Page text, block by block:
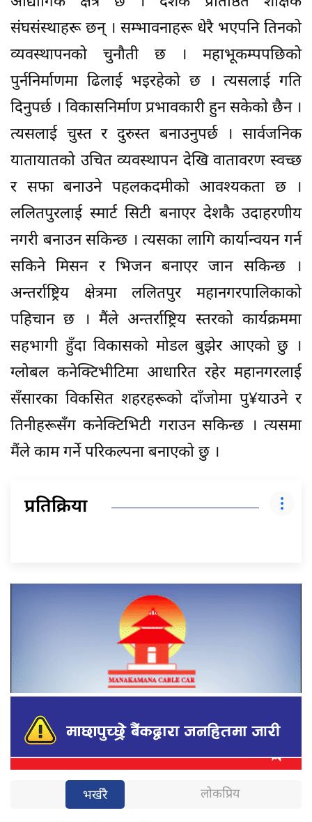
संघसंस्थाहरू छन् । सम्भावनाहरू धेरै भएपनि तिनको
व्यवस्थापनको चुनौती छ । महाभूकम्पपछिको
पुर्ननिर्माणमा ढिलाई भइरहेको छ । त्यसलाई गति
दिनुपर्छ । विकासनिर्माण प्रभावकारी हुन सकेको छैन ।
त्यसलाई चुस्त र दुरुस्त बनाउनुपर्छ । सार्वजनिक
यातायातको उचित व्यवस्थापन देखि वातावरण स्वच्छ
र सफा बनाउने पहलकदमीको आवश्यकता छ ।
ललितपुरलाई स्मार्ट सिटी बनाएर देशकै उदाहरणीय
नगरी बनाउन सकिन्छ । त्यसका लागि कार्यान्वयन गर्न
सकिने मिसन र भिजन बनाएर जान सकिन्छ ।
अन्तर्राष्ट्रिय क्षेत्रमा ललितपुर महानगरपालिकाको
पहिचान छ । मैंले अन्तर्राष्ट्रिय स्तरको कार्यक्रममा
सहभागी हुँदा विकासको मोडल बुझेर आएको छु ।
ग्लोबल कनेक्टिभीटिमा आधारित रहेर महानगरलाई
सँसारका विकसित शहरहरूको दाँजोमा पु¥याउने र
तिनीहरूसँग कनेक्टिभिटी गराउन सकिन्छ । त्यसमा
मैंले काम गर्ने परिकल्पना बनाएको छु ।
प्रतिक्रिया
भर्खरै लोकप्रिय